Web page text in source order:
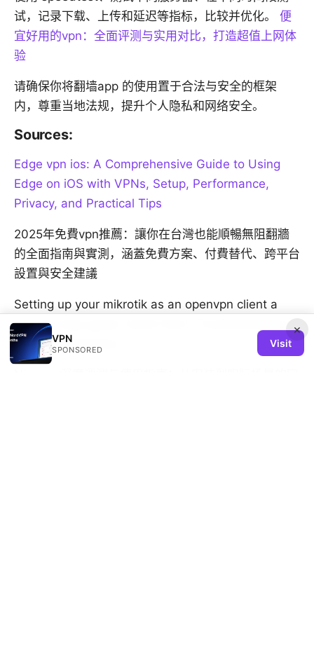
试，记录下载、上传和延迟等指标，比较并优化。 便
宜好用的vpn：全面评测与实用对比，打造超值上网体
验
请确保你将翻墙app 的使用置于合法与安全的框架
内，尊重当地法规，提升个人隐私和网络安全。
Sources:
Edge vpn ios: A Comprehensive Guide to Using
Edge on iOS with VPNs, Setup, Performance,
Privacy, and Practical Tips
2025年免費vpn推薦：讓你在台灣也能順暢無阻翻牆
的全面指南與實測，涵蓋免費方案、付費替代、跨平台
設置與安全建議
Setting up your mikrotik as an openvpn client a
step by step guide: Quick Start, Troubleshooting,
and Best Practices
×
VPN
SPONSORED
Visit